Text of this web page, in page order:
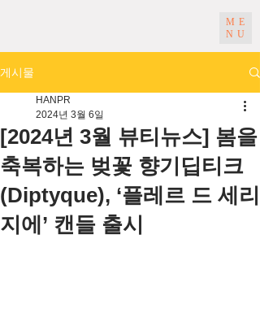
ME
NU
게시물
[2024년 3월 뷰티뉴스] 봄을
축복하는 벚꽃 향기딥티크
(Diptyque), ‘플레르 드 세리
지에’ 캔들 출시
HANPR
2024년 3월 6일